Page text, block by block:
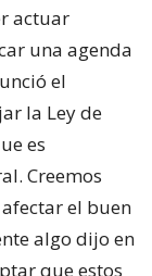
actuar
una agenda
el
la Ley de
es
Creemos
el buen
algo dijo en
que estos